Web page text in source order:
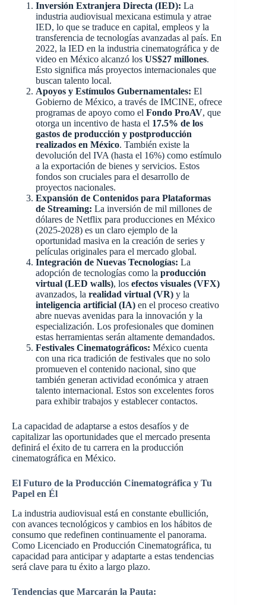
Inversión Extranjera Directa (IED): La
industria audiovisual mexicana estimula y atrae
IED, lo que se traduce en capital, empleos y la
transferencia de tecnologías avanzadas al país. En
2022, la IED en la industria cinematográfica y de
video en México alcanzó los US$27 millones.
Esto significa más proyectos internacionales que
buscan talento local.
Apoyos y Estímulos Gubernamentales: El
Gobierno de México, a través de IMCINE, ofrece
programas de apoyo como el Fondo ProAV, que
otorga un incentivo de hasta el 17.5% de los
gastos de producción y postproducción
realizados en México. También existe la
devolución del IVA (hasta el 16%) como estímulo
a la exportación de bienes y servicios. Estos
fondos son cruciales para el desarrollo de
proyectos nacionales.
Expansión de Contenidos para Plataformas
de Streaming: La inversión de mil millones de
dólares de Netflix para producciones en México
(2025-2028) es un claro ejemplo de la
oportunidad masiva en la creación de series y
películas originales para el mercado global.
Integración de Nuevas Tecnologías: La
adopción de tecnologías como la producción
virtual (LED walls), los efectos visuales (VFX)
avanzados, la realidad virtual (VR) y la
inteligencia artificial (IA) en el proceso creativo
abre nuevas avenidas para la innovación y la
especialización. Los profesionales que dominen
estas herramientas serán altamente demandados.
Festivales Cinematográficos: México cuenta
con una rica tradición de festivales que no solo
promueven el contenido nacional, sino que
también generan actividad económica y atraen
talento internacional. Estos son excelentes foros
para exhibir trabajos y establecer contactos.
La capacidad de adaptarse a estos desafíos y de
capitalizar las oportunidades que el mercado presenta
definirá el éxito de tu carrera en la producción
cinematográfica en México.
El Futuro de la Producción Cinematográfica y Tu
Papel en Él
La industria audiovisual está en constante ebullición,
con avances tecnológicos y cambios en los hábitos de
consumo que redefinen continuamente el panorama.
Como Licenciado en Producción Cinematográfica, tu
capacidad para anticipar y adaptarte a estas tendencias
será clave para tu éxito a largo plazo.
Tendencias que Marcarán la Pauta: